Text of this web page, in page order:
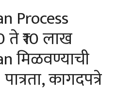
Process
ते ₹10 लाख
मिळवण्याची
कागदपत्रे